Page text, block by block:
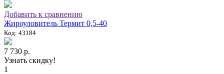
Добавить к сравнению
Жироуловитель Термит 0,5-40
Код: 43184
7 730 р.
Узнать скидку!
1